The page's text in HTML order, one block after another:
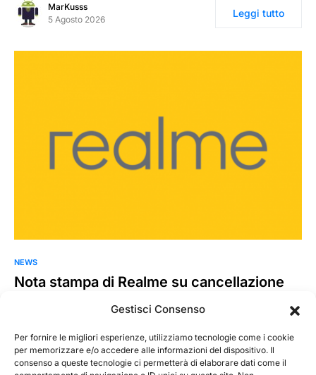
Gestisci Consenso
Per fornire le migliori esperienze, utilizziamo tecnologie come i cookie
per memorizzare e/o accedere alle informazioni del dispositivo. Il
consenso a queste tecnologie ci permetterà di elaborare dati come il
MarKusss
5 Agosto 2026
Leggi tutto
NEWS
Nota stampa di Realme su cancellazione
cancellazione del MWC 2020 da parte del GSMA,…
MarKusss
Leggi tutto